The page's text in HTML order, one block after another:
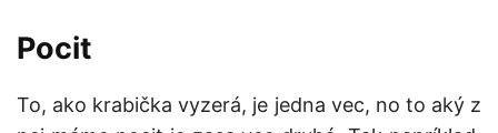
Pocit
To, ako krabička vyzerá, je jedna vec, no to aký z